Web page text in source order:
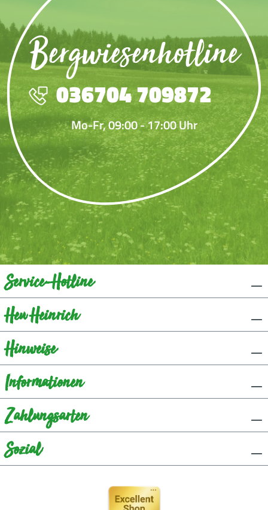
Bergwiesenhotline
036704 709872
Mo-Fr, 09:00 - 17:00 Uhr
Service-Hotline
Heu Heinrich
Hinweise
Informationen
Zahlungsarten
Sozial